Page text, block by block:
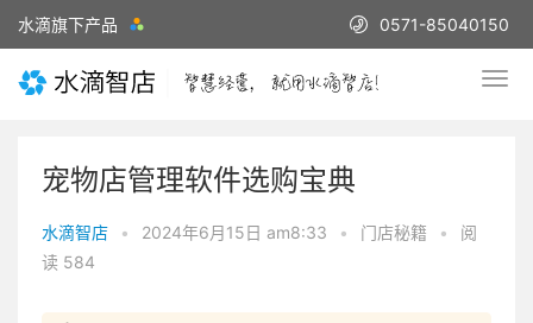
水滴旗下产品 0571-85040150
宠物店管理软件选购宝典
水滴智店 • 2024年6月15日 am8:33 • 门店秘籍 •
阅
读 584